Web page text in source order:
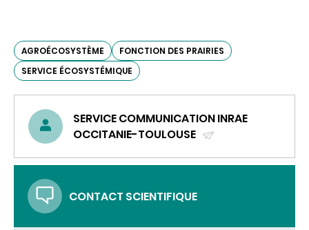
AGROÉCOSYSTÈME
FONCTION DES PRAIRIES
SERVICE ÉCOSYSTÉMIQUE
SERVICE COMMUNICATION INRAE
OCCITANIE-TOULOUSE
UN
CONTACT SCIENTIFIQUE